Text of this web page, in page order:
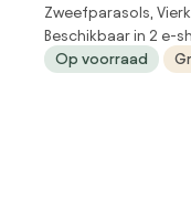
300 x 300 cm
latte frame Parasol
weerbestendig
Zweefparasols,
Beschikbaar in 2 e-
Op voorraad